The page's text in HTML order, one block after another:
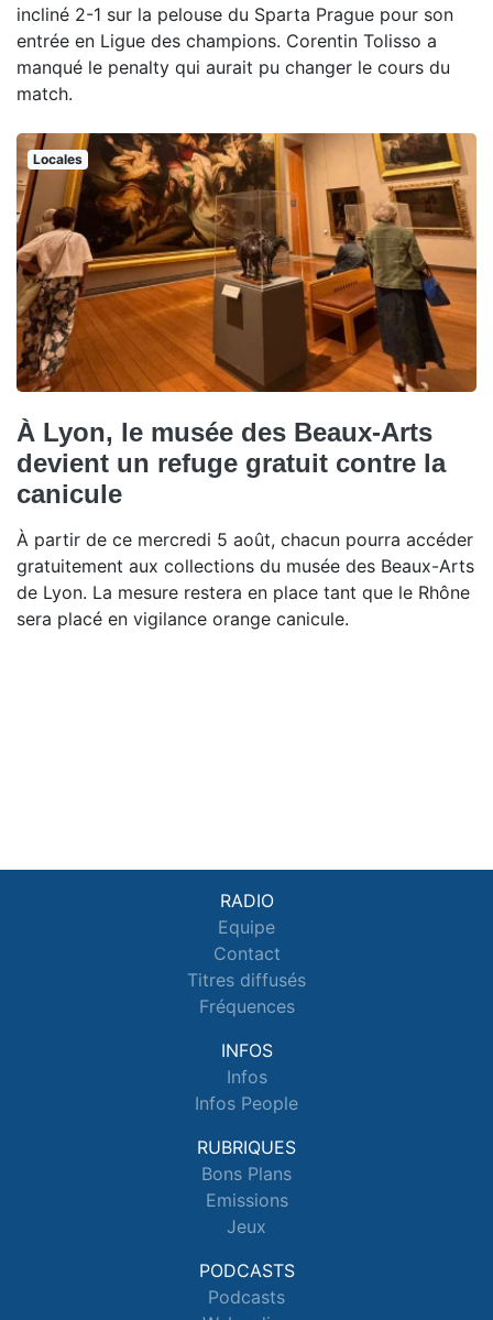
incliné 2-1 sur la pelouse du Sparta Prague pour son
entrée en Ligue des champions. Corentin Tolisso a
manqué le penalty qui aurait pu changer le cours du
match.
Locales
À Lyon, le musée des Beaux-Arts
devient un refuge gratuit contre la
canicule
À partir de ce mercredi 5 août, chacun pourra accéder
gratuitement aux collections du musée des Beaux-Arts
de Lyon. La mesure restera en place tant que le Rhône
sera placé en vigilance orange canicule.
RADIO
Equipe
Contact
Titres diffusés
Fréquences
INFOS
Infos
Infos People
RUBRIQUES
Bons Plans
Emissions
Jeux
PODCASTS
Podcasts